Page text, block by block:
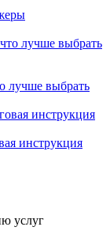
лучше выбрать
инструкция
услуг